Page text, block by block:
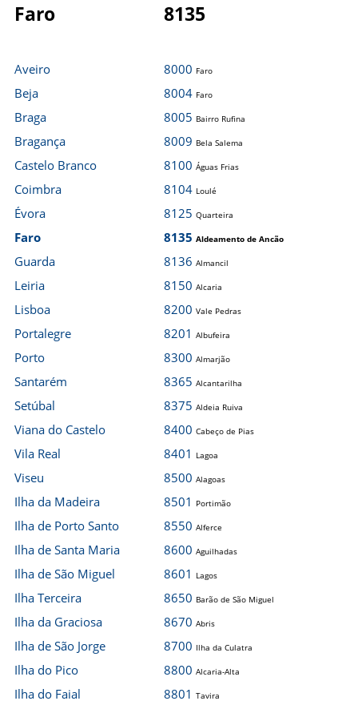
Faro 8135
Aveiro
Beja
Braga
Bragança
Castelo Branco
Coimbra
Évora
Faro
Guarda
Leiria
Lisboa
Portalegre
Porto
Santarém
Setúbal
Viana do Castelo
Vila Real
Viseu
Ilha da Madeira
Ilha de Porto Santo
Ilha de Santa Maria
Ilha de São Miguel
Ilha Terceira
Ilha da Graciosa
Ilha de São Jorge
Ilha do Pico
Ilha do Faial
8000 Faro
8004 Faro
8005 Bairro Rufina
8009 Bela Salema
8100 Águas Frias
8104 Loulé
8125 Quarteira
8135 Aldeamento de Ancão
8136 Almancil
8150 Alcaria
8200 Vale Pedras
8201 Albufeira
8300 Almarjão
8365 Alcantarilha
8375 Aldeia Ruiva
8400 Cabeço de Pias
8401 Lagoa
8500 Alagoas
8501 Portimão
8550 Alferce
8600 Aguilhadas
8601 Lagos
8650 Barão de São Miguel
8670 Abris
8700 Ilha da Culatra
8800 Alcaria-Alta
8801 Tavira